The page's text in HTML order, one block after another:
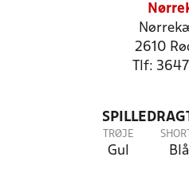
2610
Tlf:
TRØJE
Gul Blå